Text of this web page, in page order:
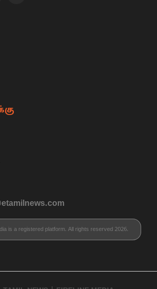
is a registered platform. All rights reserved 2026.